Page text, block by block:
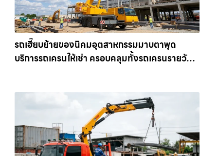
รถเฮี๊ยบย้ายของนิคมอุตสาหกรรมมาบตาพุด
บริการรถเครนให้เช่า ครอบคลุมทั้งรถเครนรายวัน